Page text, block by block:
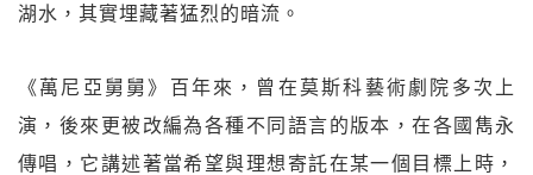
湖水，其實埋藏著猛烈的暗流。
《萬尼亞舅舅》百年來，曾在莫斯科藝術劇院多次上
演，後來更被改編為各種不同語言的版本，在各國雋永
傳唱，它講述著當希望與理想寄託在某一個目標上時，